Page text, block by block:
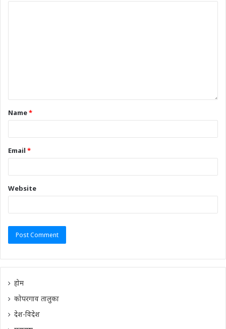
Name*
Email *
Website
होम
कोपरगाव तालुका
देश-विदेश